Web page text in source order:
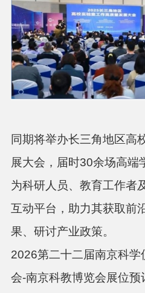
同期将举办长三角地区高
展大会，届时30余场高端
为科研人员、教育工作者
互动平台，助力其获取前
果、研讨产业政策。
2026第二十二届南京科
会-南京科教博览会展位